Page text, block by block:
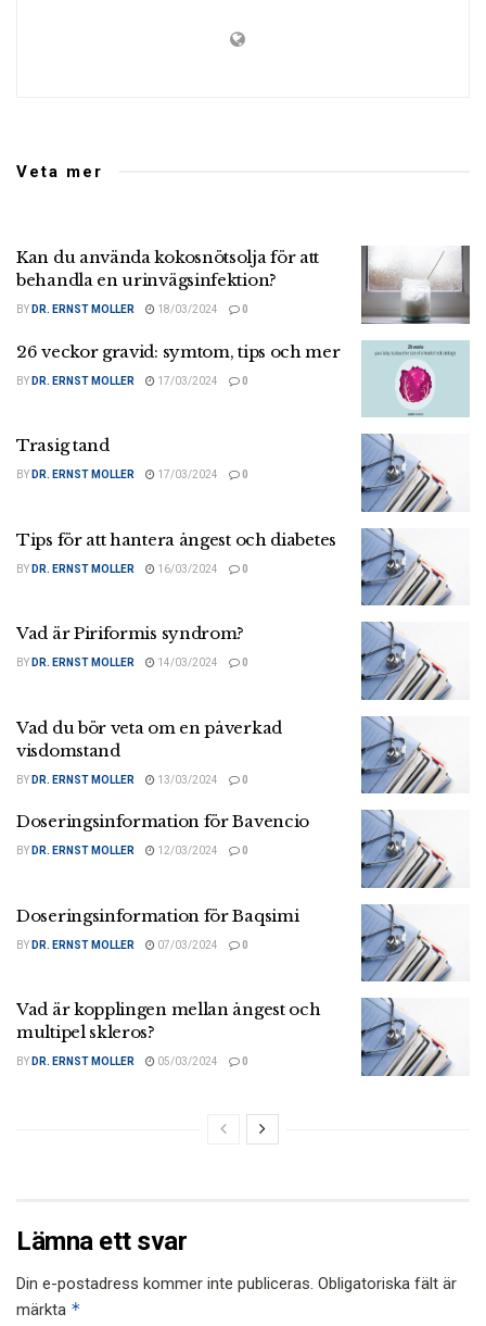
Veta mer
Kan du använda kokosnötsolja för att
behandla en urinvägsinfektion?
BY DR. ERNST MOLLER 18/03/2024 0
26 veckor gravid: symtom, tips och mer
BY DR. ERNST MOLLER 17/03/2024 0
Trasig tand
BY DR. ERNST MOLLER 17/03/2024 0
Tips för att hantera ångest och diabetes
BY DR. ERNST MOLLER 16/03/2024 0
Vad är Piriformis syndrom?
BY DR. ERNST MOLLER 14/03/2024 0
Vad du bör veta om en påverkad
visdomstand
BY DR. ERNST MOLLER 13/03/2024 0
Doseringsinformation för Bavencio
BY DR. ERNST MOLLER 12/03/2024 0
Doseringsinformation för Baqsimi
BY DR. ERNST MOLLER 07/03/2024 0
Vad är kopplingen mellan ångest och
multipel skleros?
BY DR. ERNST MOLLER 05/03/2024 0
Lämna ett svar
Din e-postadress kommer inte publiceras. Obligatoriska fält är
märkta *